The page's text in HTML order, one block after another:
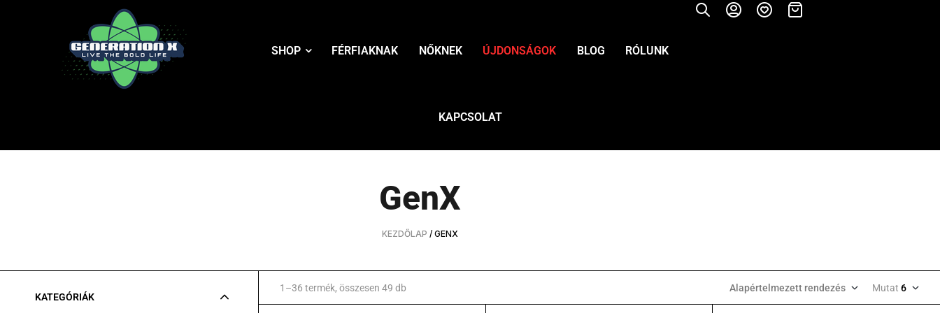
SHOP FÉRFIAKNAK NŐKNEK ÚJDONSÁGOK BLOG RÓLUNK
KAPCSOLAT
GenX
KEZDŐLAP / GENX
1–36 termék, összesen 49 db Alapértelmezett rendezés Mutat 6
KATEGÓRIÁK